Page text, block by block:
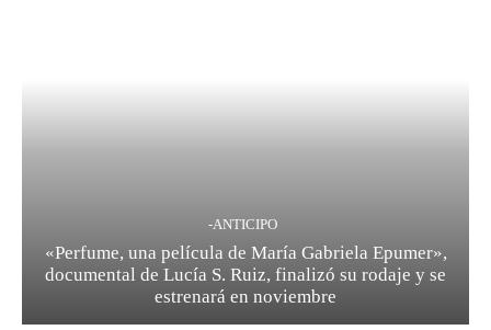
-ANTICIPO
«Perfume, una película de María Gabriela Epumer»,
documental de Lucía S. Ruiz, finalizó su rodaje y se
estrenará en noviembre